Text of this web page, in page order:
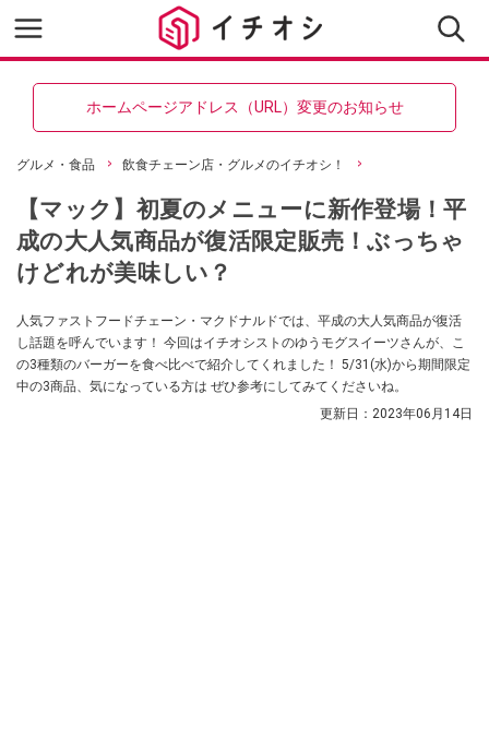
ホームページアドレス（URL）変更のお知らせ
グルメ・食品 飲食チェーン店・グルメのイチオシ！
【マック】初夏のメニューに新作登場！平
成の大人気商品が復活限定販売！ぶっちゃ
けどれが美味しい？
人気ファストフードチェーン・マクドナルドでは、平成の大人気商品が復活
し話題を呼んでいます！ 今回はイチオシストのゆうモグスイーツさんが、こ
の3種類のバーガーを食べ比べで紹介してくれました！ 5/31(水)から期間限定
中の3商品、気になっている方は ぜひ参考にしてみてくださいね。
更新日： 2023年06月14日